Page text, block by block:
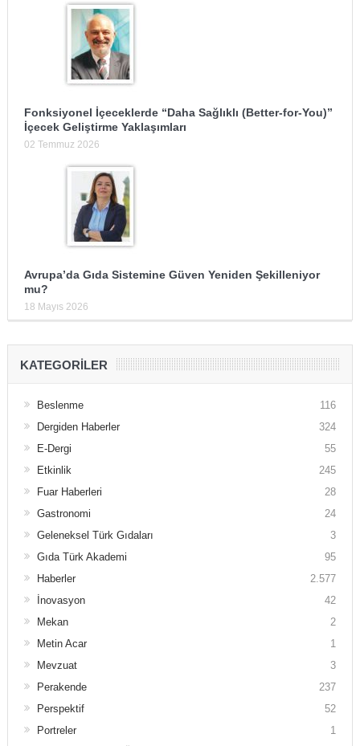
Fonksiyonel İçeceklerde “Daha Sağlıklı (Better-for-You)”
İçecek Geliştirme Yaklaşımları
02 Temmuz 2026
Avrupa’da Gıda Sistemine Güven Yeniden Şekilleniyor
mu?
18 Mayıs 2026
KATEGORILER
Beslenme
116
Dergiden Haberler
324
E-Dergi
55
Etkinlik
245
Fuar Haberleri
28
Gastronomi
24
Geleneksel Türk Gıdaları
3
Gıda Türk Akademi
95
Haberler
2.577
İnovasyon
42
Mekan
2
Metin Acar
1
Mevzuat
3
Perakende
237
Perspektif
52
Portreler
1